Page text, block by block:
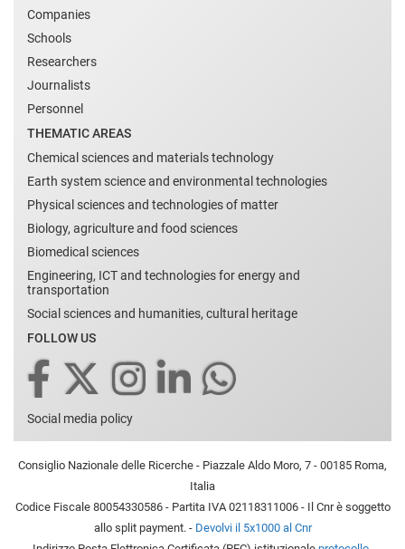
Companies
Schools
Researchers
Journalists
Personnel
THEMATIC AREAS
Chemical sciences and materials technology
Earth system science and environmental technologies
Physical sciences and technologies of matter
Biology, agriculture and food sciences
Biomedical sciences
Engineering, ICT and technologies for energy and
transportation
Social sciences and humanities, cultural heritage
FOLLOW US
Social media policy
Consiglio Nazionale delle Ricerche - Piazzale Aldo Moro, 7 - 00185 Roma,
Italia
Codice Fiscale 80054330586 - Partita IVA 02118311006 - Il Cnr è soggetto
allo split payment. - Devolvi il 5x1000 al Cnr